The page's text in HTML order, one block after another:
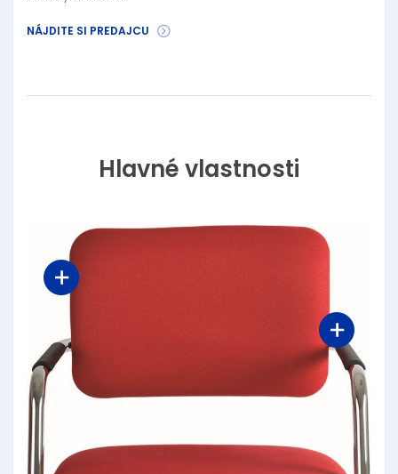
NÁJDITE SI PREDAJCU
Hlavné vlastnosti